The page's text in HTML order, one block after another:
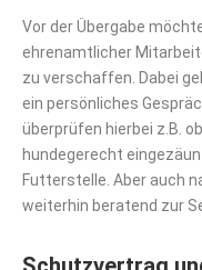
Vor der Übergabe
ehrenamtlicher
zu verschaffen. Dabei
ein persönliches
überprüfen hierbei z.B.
hundegerecht
Futterstelle. Aber auch
weiterhin beratend zur